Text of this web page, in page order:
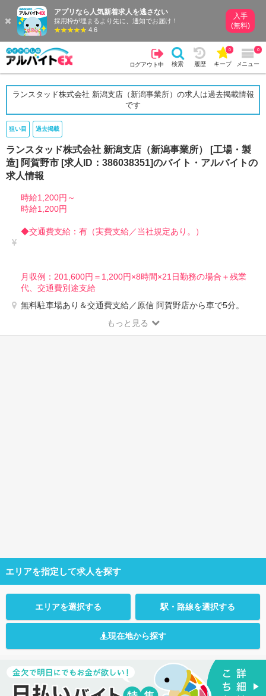
アプリなら人気新着求人を逃さない
採用枠が埋まるより先に、通知でお届け！
4.6
入手
(無料)
ログアウト中 検索 履歴 キープ
0
メニュー
0
ランスタッド株式会社 新潟支店（新潟事業所）の求人は過去掲載情報
です
狙い目 過去掲載
ランスタッド株式会社 新潟支店（新潟事業所） [工場・製
造] 阿賀野市 [求人ID：386038351]のバイト・アルバイトの
求人情報
時給1,200円～
時給1,200円
◆交通費支給：有（実費支給／当社規定あり。）
月収例：201,600円＝1,200円×8時間×21日勤務の場合＋残業
代、交通費別途支給
無料駐車場あり＆交通費支給／原信 阿賀野店から車で5分。
もっと見る
エリアを指定して求人を探す
エリアを選択する 駅・路線を選択する
現在地から探す